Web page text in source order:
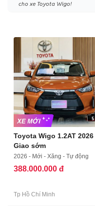
cho xe Toyota Wigo!
5
Toyota Wigo 1.2AT 2026
Giao sớm
2026 - Mới - Xăng - Tự động
388.000.000 đ
Tp Hồ Chí Minh